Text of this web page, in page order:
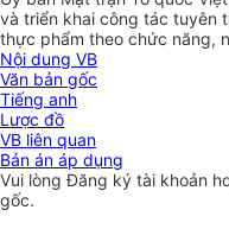
và triển khai công tác tuyên
thực phẩm theo chức năng,
Nội dung VB
Văn bản gốc
Tiếng anh
Lược đồ
VB liên quan
Bản án áp dụng
Vui lòngĐăng ký tài khoản
gốc.